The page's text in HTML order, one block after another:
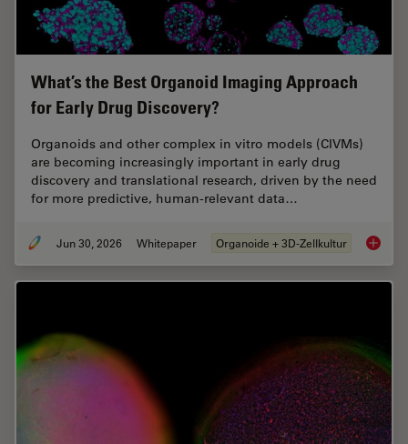
What’s the Best Organoid Imaging Approach
for Early Drug Discovery?
Organoids and other complex in vitro models (CIVMs)
are becoming increasingly important in early drug
discovery and translational research, driven by the need
for more predictive, human-relevant data…
Jun 30, 2026 Whitepaper Organoide + 3D-Zellkultur